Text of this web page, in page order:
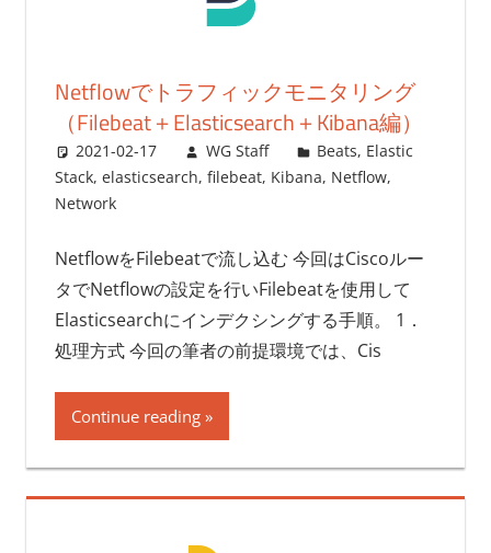
Netflowでトラフィックモニタリング
（Filebeat＋Elasticsearch＋Kibana編）
2021-02-17 WG Staff Beats, Elastic
Stack, elasticsearch, filebeat, Kibana, Netflow,
Network
NetflowをFilebeatで流し込む 今回はCiscoルー
タでNetflowの設定を行いFilebeatを使用して
Elasticsearchにインデクシングする手順。 1．
処理方式 今回の筆者の前提環境では、Cis
Continue reading